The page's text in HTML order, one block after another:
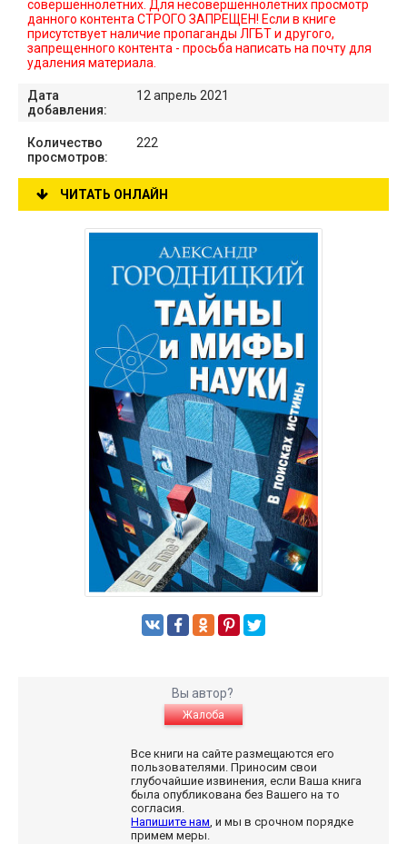
совершеннолетних. Для несовершеннолетних просмотр
данного контента СТРОГО ЗАПРЕЩЕН! Если в книге
присутствует наличие пропаганды ЛГБТ и другого,
запрещенного контента - просьба написать на почту для
удаления материала.
Дата
добавления:
12 апрель 2021
Количество
просмотров:
222
ЧИТАТЬ ОНЛАЙН
Вы автор?
Жалоба
Все книги на сайте размещаются его
пользователями. Приносим свои
глубочайшие извинения, если Ваша книга
была опубликована без Вашего на то
согласия.
Напишите нам, и мы в срочном порядке
примем меры.